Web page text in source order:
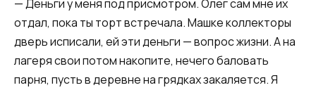
— Деньги у меня под присмотром. Олег сам мне их
отдал, пока ты торт встречала. Машке коллекторы
дверь исписали, ей эти деньги — вопрос жизни. А на
лагеря свои потом накопите, нечего баловать
парня, пусть в деревне на грядках закаляется. Я